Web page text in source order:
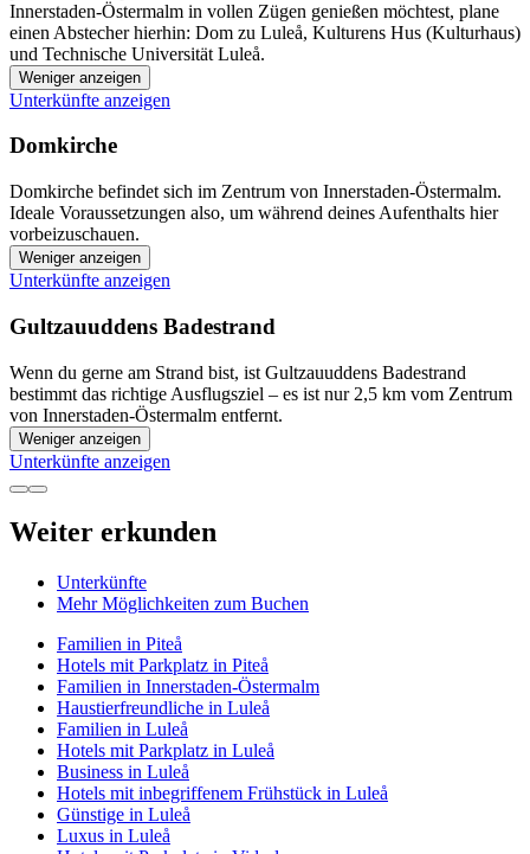
Innerstaden-Östermalm in vollen Zügen genießen möchtest, plane
einen Abstecher hierhin: Dom zu Luleå, Kulturens Hus (Kulturhaus)
und Technische Universität Luleå.
Weniger anzeigen
Unterkünfte anzeigen
Domkirche
Domkirche befindet sich im Zentrum von Innerstaden-Östermalm.
Ideale Voraussetzungen also, um während deines Aufenthalts hier
vorbeizuschauen.
Weniger anzeigen
Unterkünfte anzeigen
Gultzauuddens Badestrand
Wenn du gerne am Strand bist, ist Gultzauuddens Badestrand
bestimmt das richtige Ausflugsziel – es ist nur 2,5 km vom Zentrum
von Innerstaden-Östermalm entfernt.
Weniger anzeigen
Unterkünfte anzeigen
Weiter erkunden
Unterkünfte
Mehr Möglichkeiten zum Buchen
Familien in Piteå
Hotels mit Parkplatz in Piteå
Familien in Innerstaden-Östermalm
Haustierfreundliche in Luleå
Familien in Luleå
Hotels mit Parkplatz in Luleå
Business in Luleå
Hotels mit inbegriffenem Frühstück in Luleå
Günstige in Luleå
Luxus in Luleå